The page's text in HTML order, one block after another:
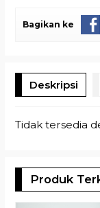
Bagikan ke
Deskripsi
Tidak tersedia
Produk